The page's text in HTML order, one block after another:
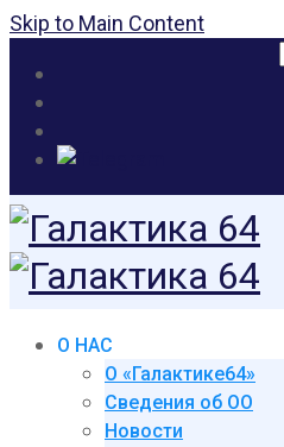
Skip to Main Content
О НАС
О «Галактике64»
Сведения об ОО
Новости